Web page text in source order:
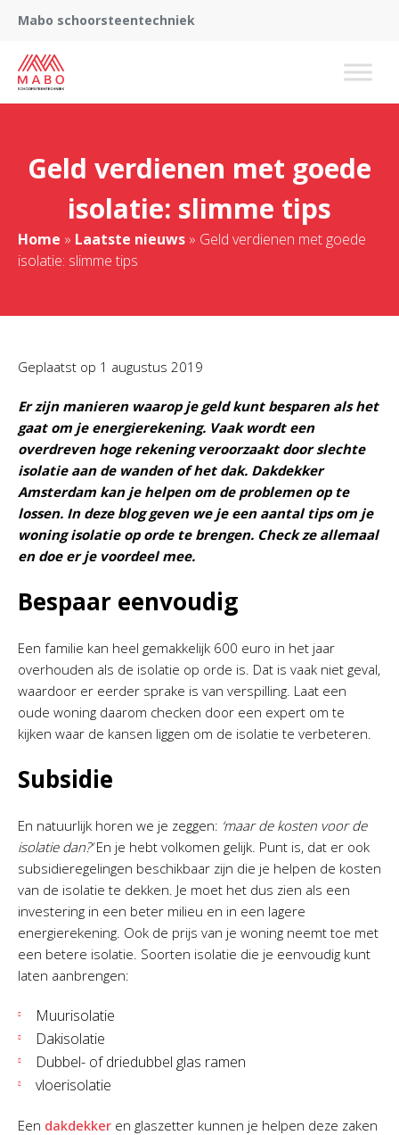
Mabo schoorsteentechniek
Geld verdienen met goede
isolatie: slimme tips
Home » Laatste nieuws » Geld verdienen met goede
isolatie: slimme tips
Geplaatst op 1 augustus 2019
Er zijn manieren waarop je geld kunt besparen als het
gaat om je energierekening. Vaak wordt een
overdreven hoge rekening veroorzaakt door slechte
isolatie aan de wanden of het dak. Dakdekker
Amsterdam kan je helpen om de problemen op te
lossen. In deze blog geven we je een aantal tips om je
woning isolatie op orde te brengen. Check ze allemaal
en doe er je voordeel mee.
Bespaar eenvoudig
Een familie kan heel gemakkelijk 600 euro in het jaar
overhouden als de isolatie op orde is. Dat is vaak niet geval,
waardoor er eerder sprake is van verspilling. Laat een
oude woning daarom checken door een expert om te
kijken waar de kansen liggen om de isolatie te verbeteren.
Subsidie
En natuurlijk horen we je zeggen: ‘maar de kosten voor de
isolatie dan?’En je hebt volkomen gelijk. Punt is, dat er ook
subsidieregelingen beschikbaar zijn die je helpen de kosten
van de isolatie te dekken. Je moet het dus zien als een
investering in een beter milieu en in een lagere
energierekening. Ook de prijs van je woning neemt toe met
een betere isolatie. Soorten isolatie die je eenvoudig kunt
laten aanbrengen:
Muurisolatie
Dakisolatie
Dubbel- of driedubbel glas ramen
vloerisolatie
Een dakdekker en glaszetter kunnen je helpen deze zaken